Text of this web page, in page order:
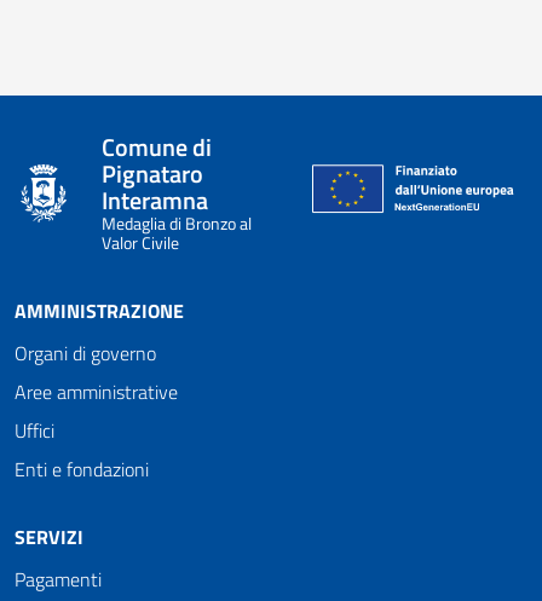
Comune di
Pignataro
Interamna
Medaglia di Bronzo al
Valor Civile
AMMINISTRAZIONE
Organi di governo
Aree amministrative
Uffici
Enti e fondazioni
SERVIZI
Pagamenti